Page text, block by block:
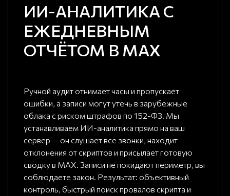
ИИ-АНАЛИТИКА С
ЕЖЕДНЕВНЫМ
ОТЧЁТОМ В MAX
Ручной аудит отнимает часы и пропускает
ошибки, а записи могут утечь в зарубежные
облака с риском штрафов по 152-ФЗ. Мы
устанавливаем ИИ-аналитика прямо на ваш
сервер — он слушает все звонки, находит
отклонения от скриптов и присылает готовую
сводку в MAX. Записи не покидают периметр, вы
соблюдаете закон. Результат: объективный
контроль, быстрый поиск провалов скрипта и